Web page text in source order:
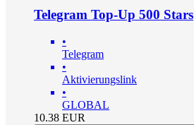
Telegram Top-Up 500 Stars
•
Telegram
•
Aktivierungslink
•
GLOBAL
10.38 EUR